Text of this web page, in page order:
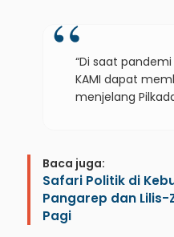
“Di saat
KAMI dapat
menjelang
Baca juga:
Safari Politik di
Pangarep dan Lilis-
Pagi